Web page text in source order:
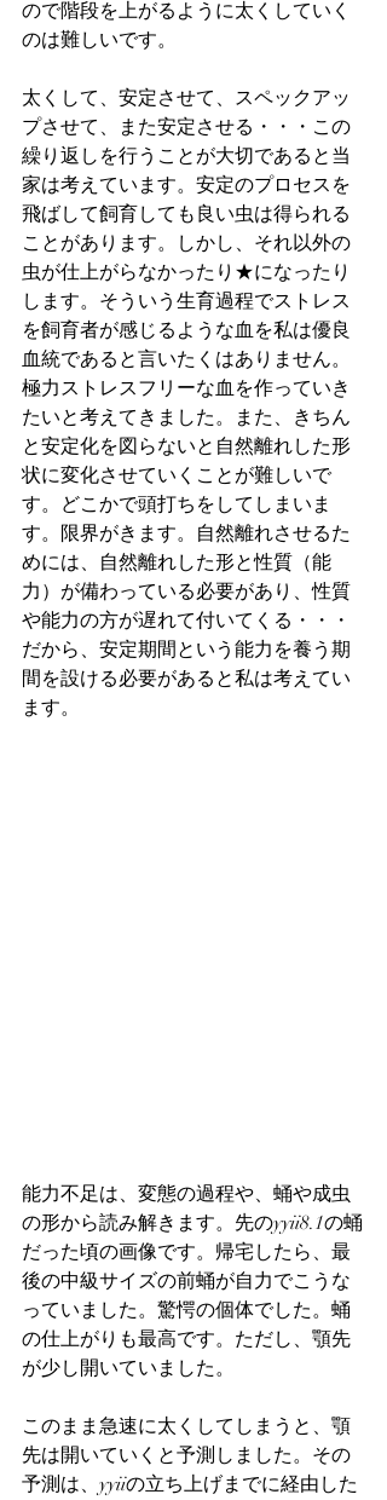
ので階段を上がるように太くしていく
のは難しいです。
太くして、安定させて、スペックアッ
プさせて、また安定させる・・・この
繰り返しを行うことが大切であると当
家は考えています。安定のプロセスを
飛ばして飼育しても良い虫は得られる
ことがあります。しかし、それ以外の
虫が仕上がらなかったり★になったり
します。そういう生育過程でストレス
を飼育者が感じるような血を私は優良
血統であると言いたくはありません。
極力ストレスフリーな血を作っていき
たいと考えてきました。また、きちん
と安定化を図らないと自然離れした形
状に変化させていくことが難しいで
す。どこかで頭打ちをしてしまいま
す。限界がきます。自然離れさせるた
めには、自然離れした形と性質（能
力）が備わっている必要があり、性質
や能力の方が遅れて付いてくる・・・
だから、安定期間という能力を養う期
間を設ける必要があると私は考えてい
ます。
能力不足は、変態の過程や、蛹や成虫
の形から読み解きます。先のyyii8.1の蛹
だった頃の画像です。帰宅したら、最
後の中級サイズの前蛹が自力でこうな
っていました。驚愕の個体でした。蛹
の仕上がりも最高です。ただし、顎先
が少し開いていました。
このまま急速に太くしてしまうと、顎
先は開いていくと予測しました。その
予測は、yyiiの立ち上げまでに経由した